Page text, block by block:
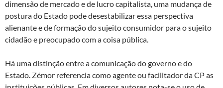
dimensão de mercado e de lucro capitalista, uma mudança de
postura do Estado pode desestabilizar essa perspectiva
alienante e de formação do sujeito consumidor para o sujeito
cidadão e preocupado com a coisa pública.
Há uma distinção entre a comunicação do governo e do
Estado. Zémor referencia como agente ou facilitador da CP as